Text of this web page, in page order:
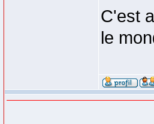
C'est
le